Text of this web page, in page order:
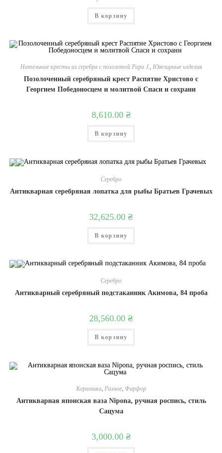
В корзину
Нательные кресты из серебра с позолотой Papa J., Ювелирные изделия
Позолоченный серебряный крест Распятие Христово с
Георгием Победоносцем и молитвой Спаси и сохрани
8,610.00 ₴
В корзину
Серебро
Антикварная серебряная лопатка для рыбы Братьев Грачевых
32,625.00 ₴
В корзину
Серебро
Антикварный серебряный подстаканник Акимова, 84 проба
28,560.00 ₴
В корзину
Керамика, Разное, Фарфор
Антикварная японская ваза Nipona, ручная роспись, стиль
Сацума
3,000.00 ₴